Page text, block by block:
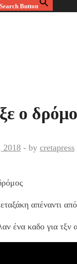
Search Button
ο
2018 - by cretapress
απέναντι
ένα καδο για